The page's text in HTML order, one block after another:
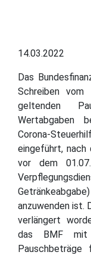
14.03.2022
Das
Schreiben
geltenden
Wertabgaben
Corona-
eingeführt, nach
vor dem
anzuwenden ist.
verlängert
das BMF mit
Pauschbeträge